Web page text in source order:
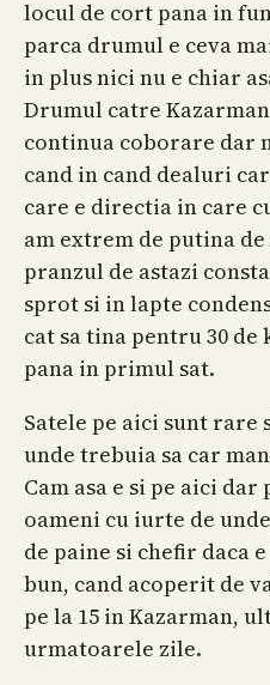
locul de cort pana in
parca drumul e ceva
in plus nici nu e chiar
Drumul catre
continua coborare dar
cand in cand dealuri
care e directia in care
am extrem de putina
pranzul de astazi
sprot si in lapte
cat sa tina pentru 30
pana in primul sat.
Satele pe aici sunt rare
unde trebuia sa car
Cam asa e si pe aici
oameni cu iurte de
de paine si chefir daca
bun, cand acoperit de
pe la 15 in Kazarman,
urmatoarele zile.